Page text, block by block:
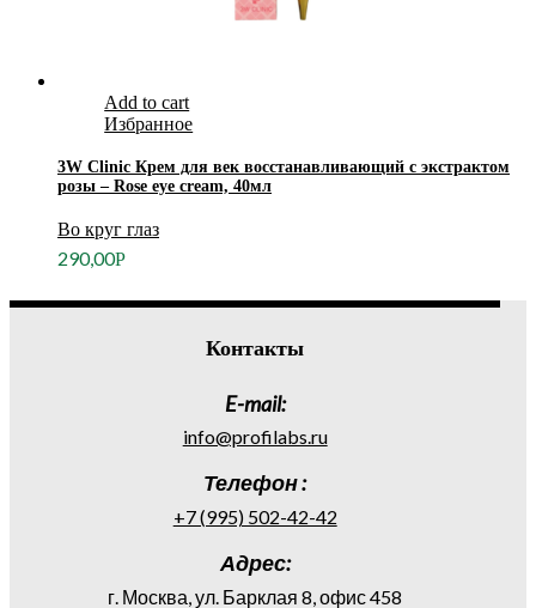
Add to cart
Избранное
3W Clinic Крем для век восстанавливающий с экстрактом
розы – Rose eye cream, 40мл
Во круг глаз
290,00Р
Контакты
E-mail:
info@profilabs.ru
Телефон :
+7 (995) 502-42-42
Адрес:
г. Москва, ул. Барклая 8, офис 458